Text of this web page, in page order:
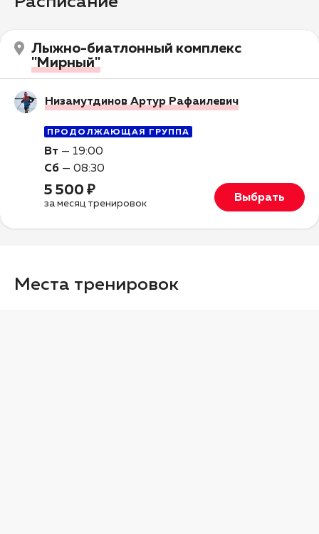
Лыжно-биатлонный комплекс
"Мирный"
Низамутдинов Артур Рафаилевич
ПРОДОЛЖАЮЩАЯ ГРУППА
Вт — 19:00
Сб — 08:30
5 500 ₽
за месяц тренировок Выбрать
Места тренировок